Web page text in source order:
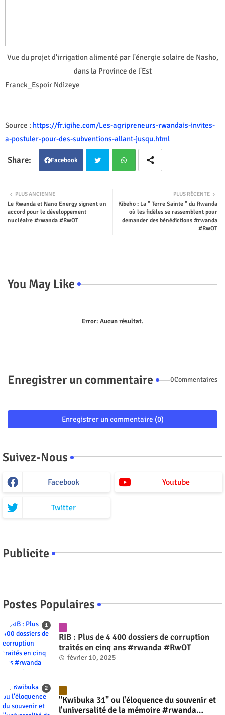
Vue du projet d'irrigation alimenté par l'énergie solaire de Nasho,
dans la Province de l'Est
Franck_Espoir Ndizeye
Source : https://fr.igihe.com/Les-agripreneurs-rwandais-invites-
a-postuler-pour-des-subventions-allant-jusqu.html
Facebook
ter tsap
PLUS RÉCENTE
Kibeho : La " Terre Sainte " du Rwanda
où les fidèles se rassemblent pour
demander des bénédictions #rwanda
#RwOT
PLUS ANCIENNE
Le Rwanda et Nano Energy signent un
accord pour le développement
nucléaire #rwanda #RwOT
You May Like
Error: Aucun résultat.
Enregistrer un commentaire 0Commentaires
Enregistrer un commentaire (0)
Suivez-Nous
Facebook Youtube
Twitter
Publicite
Postes Populaires
RIB : Plus de 4 400 dossiers de corruption
traités en cinq ans #rwanda #RwOT
février 10, 2025
"Kwibuka 31" ou l'éloquence du souvenir et
l'universalité de la mémoire #rwanda